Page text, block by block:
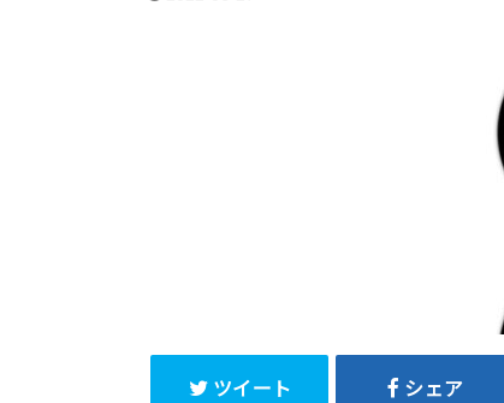
ツイート シェア